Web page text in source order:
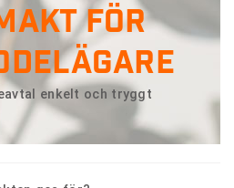
för
enkelt och tryggt